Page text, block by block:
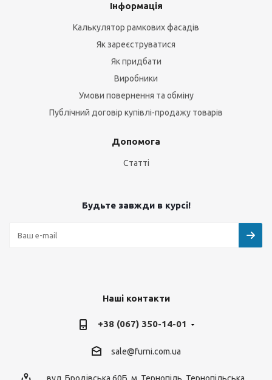
Інформація
Калькулятор рамкових фасадів
Як зареєструватися
Як придбати
Виробники
Умови повернення та обміну
Публічний договір купівлі-продажу товарів
Допомога
Статті
Будьте завжди в курсі!
Наші контакти
+38 (067) 350-14-01
sale@furni.com.ua